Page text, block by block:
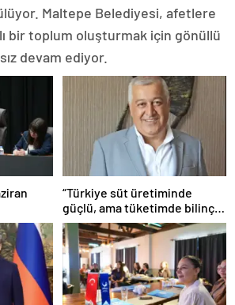
Maltepe Belediyesi, afetlere
bir toplum oluşturmak için gönüllü
devam ediyor.
“Türkiye süt üretiminde
güçlü, ama tüketimde bilinç
şart”